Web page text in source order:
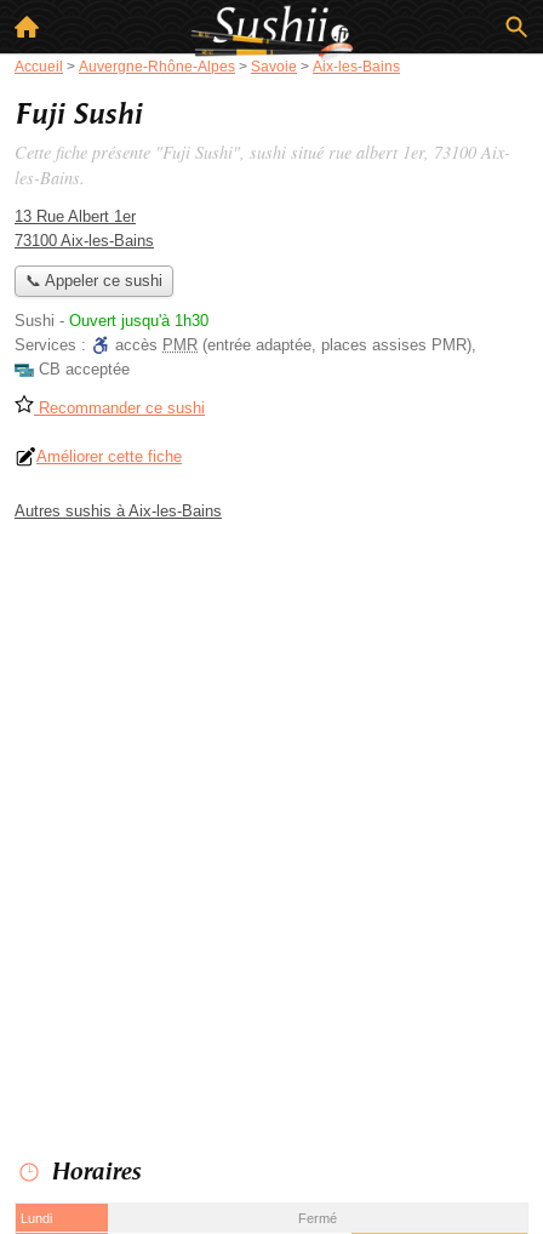
Accueil > Auvergne-Rhône-Alpes > Savoie > Aix-les-Bains
Fuji Sushi
Cette fiche présente "Fuji Sushi", sushi situé rue albert 1er, 73100 Aix-
les-Bains.
13 Rue Albert 1er
73100 Aix-les-Bains
📞 Appeler ce sushi
Sushi - Ouvert jusqu'à 1h30
Services :
accès PMR (entrée adaptée, places assises PMR),
CB acceptée
Recommander ce sushi
Améliorer cette fiche
Autres sushis à Aix-les-Bains
Horaires
Lundi
Fermé